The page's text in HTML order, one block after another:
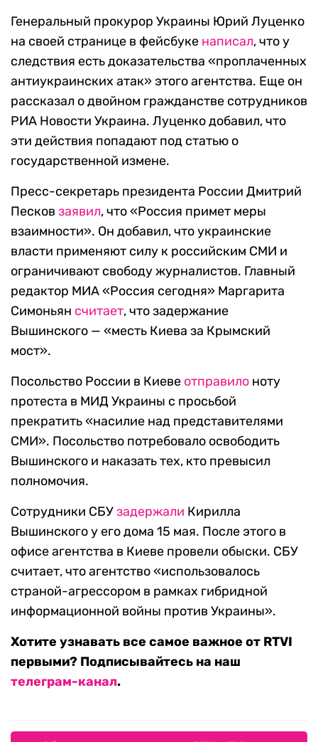
Генеральный прокурор Украины Юрий Луценко
на своей странице в фейсбуке написал, что у
следствия есть доказательства «проплаченных
антиукраинских атак» этого агентства. Еще он
рассказал о двойном гражданстве сотрудников
РИА Новости Украина. Луценко добавил, что
эти действия попадают под статью о
государственной измене.
Пресс-секретарь президента России Дмитрий
Песков заявил, что «Россия примет меры
взаимности». Он добавил, что украинские
власти применяют силу к российским СМИ и
ограничивают свободу журналистов. Главный
редактор МИА «Россия сегодня» Маргарита
Симоньян считает, что задержание
Вышинского — «месть Киева за Крымский
мост».
Посольство России в Киеве отправило ноту
протеста в МИД Украины с просьбой
прекратить «насилие над представителями
СМИ». Посольство потребовало освободить
Вышинского и наказать тех, кто превысил
полномочия.
Сотрудники СБУзадержали Кирилла
Вышинского у его дома 15 мая. После этого в
офисе агентства в Киеве провели обыски. СБУ
считает, что агентство «использовалось
страной-агрессором в рамках гибридной
информационной войны против Украины».
Хотите узнавать все самое важное от RTVI
первыми? Подписывайтесь на наш
телеграм-канал.